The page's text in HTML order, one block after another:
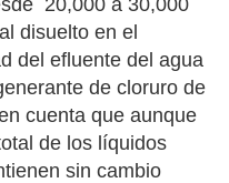
20,000 a 30,000
disuelto en el
del efluente del agua
de cloruro de
cuenta que aunque
de los líquidos
sin cambio